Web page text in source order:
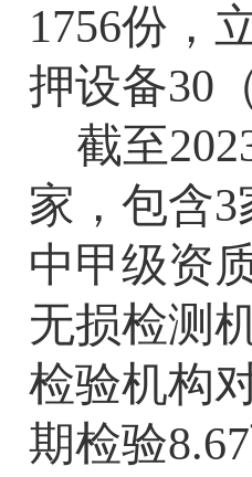
1756份，
押设备30
截至
家，包含3
中甲级资
无损检测
检验机构
期检验8.67